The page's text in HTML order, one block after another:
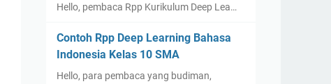
Hello, pembaca Rpp Kurikulum Deep Lea…
Contoh Rpp Deep Learning Bahasa
Indonesia Kelas 10 SMA
Hello, para pembaca yang budiman,